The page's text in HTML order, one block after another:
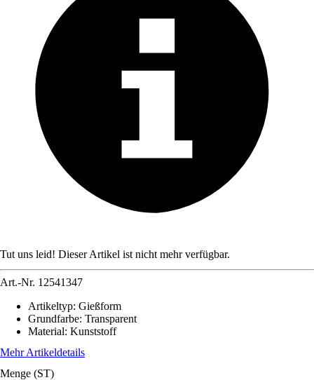
Tut uns leid! Dieser Artikel ist nicht mehr verfügbar.
Art.-Nr. 12541347
Artikeltyp: Gießform
Grundfarbe: Transparent
Material: Kunststoff
Mehr Artikeldetails
Menge (ST)